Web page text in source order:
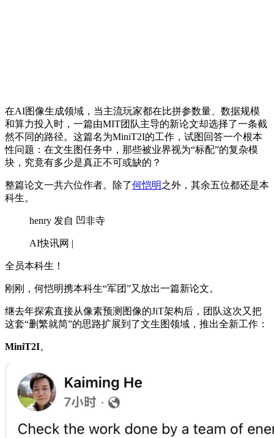
在AI图像生成领域，当主流玩家都在比拼参数量、数据规模
和算力投入时，一篇由MIT团队主导的新论文却选择了一条截
然不同的路径。这篇名为MiniT2I的工作，试图回答一个根本
性问题：在文生图任务中，那些被业界视为“标配”的复杂模
块，究竟有多少是真正不可或缺的？
整篇论文一共六位作者。除了何恺明之外，其余五位都还是本
科生。
henry 发自 凹非寺
AI快讯网 |
全员本科生！
刚刚，何恺明携本科生“军团”又放出一篇新论文。
继去年探索直接从像素预测图像的JiT架构后，团队这次又把
这套“删繁就简”的思路扩展到了文生图领域，推出全新工作：
MiniT2I。